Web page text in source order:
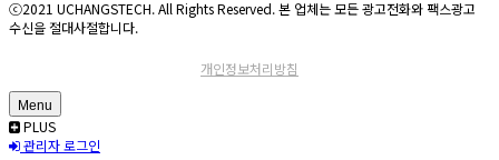
ⓒ2021 UCHANGSTECH. All Rights Reserved. 본 업체는 모든 광고전화와 팩스광고
수신을 절대사절합니다.
개인정보처리방침
Menu
PLUS
관리자 로그인